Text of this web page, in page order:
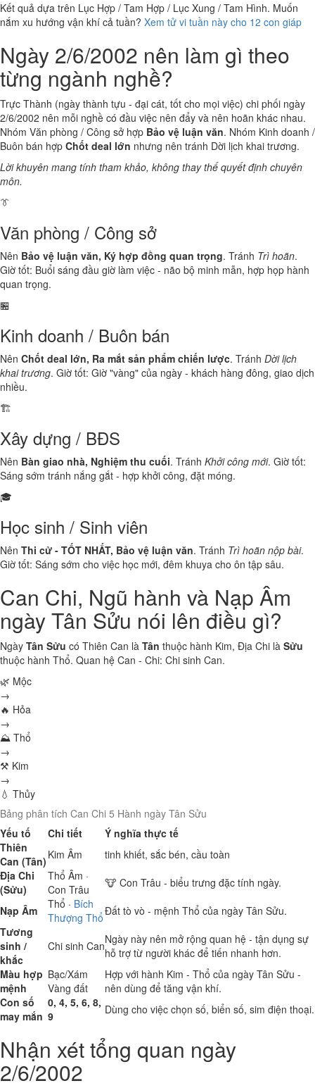
Kết quả dựa trên Lục Hợp / Tam Hợp / Lục Xung / Tam Hình. Muốn
nắm xu hướng vận khí cả tuần? Xem tử vi tuần này cho 12 con giáp
Ngày 2/6/2002 nên làm gì theo
từng ngành nghề?
Trực Thành (ngày thành tựu - đại cát, tốt cho mọi việc) chi phối ngày
2/6/2002 nên mỗi nghề có đầu việc nên đẩy và nên hoãn khác nhau.
Nhóm Văn phòng / Công sở hợp Bảo vệ luận văn. Nhóm Kinh doanh /
Buôn bán hợp Chốt deal lớn nhưng nên tránh Dời lịch khai trương.
Lời khuyên mang tính tham khảo, không thay thế quyết định chuyên
môn.
👔
Văn phòng / Công sở
Nên Bảo vệ luận văn, Ký hợp đồng quan trọng. Tránh Trì hoãn.
Giờ tốt: Buổi sáng đầu giờ làm việc - não bộ minh mẫn, hợp họp hành
quan trọng.
🏪
Kinh doanh / Buôn bán
Nên Chốt deal lớn, Ra mắt sản phẩm chiến lược. Tránh Dời lịch
khai trương. Giờ tốt: Giờ "vàng" của ngày - khách hàng đông, giao dịch
nhiều.
🏗️
Xây dựng / BĐS
Nên Bàn giao nhà, Nghiệm thu cuối. Tránh Khởi công mới. Giờ tốt:
Sáng sớm tránh nắng gắt - hợp khởi công, đặt móng.
🎓
Học sinh / Sinh viên
Nên Thi cử - TỐT NHẤT, Bảo vệ luận văn. Tránh Trì hoãn nộp bài.
Giờ tốt: Sáng sớm cho việc học mới, đêm khuya cho ôn tập sâu.
Can Chi, Ngũ hành và Nạp Âm
ngày Tân Sửu nói lên điều gì?
Ngày Tân Sửu có Thiên Can là Tân thuộc hành Kim, Địa Chi là Sửu
thuộc hành Thổ. Quan hệ Can - Chi: Chi sinh Can.
🌿 Mộc
→
🔥 Hỏa
→
⛰ Thổ
→
⚒ Kim
→
💧 Thủy
Bảng phân tích Can Chi 5 Hành ngày Tân Sửu
Yếu tố
Chi tiết
Ý nghĩa thực tế
Thiên
Can (Tân) Kim Âm
tinh khiết, sắc bén, cầu toàn
Địa Chi
(Sửu)
Thổ Âm ·
Con Trâu
🐮 Con Trâu - biểu trưng đặc tính ngày.
Nạp Âm
Thổ · Bích
Thượng ThổĐất tò vò - mệnh Thổ của ngày Tân Sửu.
Tương
sinh /
khắc
Chi sinh CanNgày này nên mở rộng quan hệ - tận dụng sự
hỗ trợ từ người khác để tiến nhanh hơn.
Màu hợp
mệnh
Bạc/Xám
Vàng đất
Hợp với hành Kim - Thổ của ngày Tân Sửu -
nên dùng để tăng vận khí.
Con số
may mắn
0, 4, 5, 6, 8,
9
Dùng cho việc chọn số, biển số, sim điện thoại.
Nhận xét tổng quan ngày
2/6/2002